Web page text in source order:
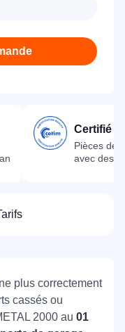
Certifié
Pièces
avec des
plus correctement
cassés ou
2000 au 01